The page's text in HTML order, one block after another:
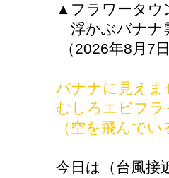
▲フラワータウ
浮かぶバナナ
（2026年8月7
バナナに見えま
むしろエビフラ
（空を飛んで
今日は（台風接